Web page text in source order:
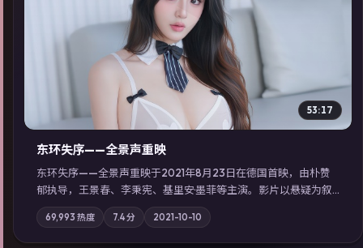
▶
53:17
东环失序——全景声重映
东环失序——全景声重映于2021年8月23日在德国首映，由朴赞
郁执导，王景春、李秉宪、基里安·墨菲等主演。影片以悬疑为叙
事主轴，科技与人性的边界在实验事故后逐渐模糊；摄影与配乐
强化地域气质；站内亦可通过「国产免费观看高清电视剧在线
看」延展检索同类型高分佳作，畅享高清在线追剧体验。
69,993 热度 7.4分 2021-10-10